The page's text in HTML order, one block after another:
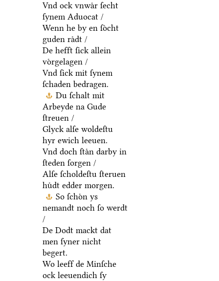
Vnd ock vnwaͤr ſecht
ſynem Aduocat /
Wenn he by en ſoͤcht
guden raͤdt /
De hefft ſick allein
voͤrgelagen /
Vnd ſick mit ſynem
ſchaden bedragen.
Du ſchalt mit
Arbeyde na Gude
ſtreuen /
Glyck alſe woldeſtu
hyr ewich leeuen.
Vnd doch ſtaͤn darby in
ſteden ſorgen /
Alſe ſcholdeſtu ſteruen
huͤdt edder morgen.
So ſchoͤn ys
nemandt noch ſo werdt
/
De Dodt mackt dat
men ſyner nicht
begert.
Wo leeff de Minſche
ock leeuendich ſy